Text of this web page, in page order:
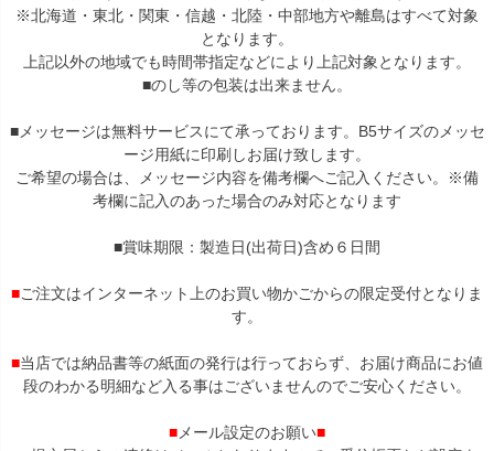
※北海道・東北・関東・信越・北陸・中部地方や離島はすべて対象
となります。
上記以外の地域でも時間帯指定などにより上記対象となります。
■のし等の包装は出来ません。
■メッセージは無料サービスにて承っております。B5サイズのメッセ
ージ用紙に印刷しお届け致します。
ご希望の場合は、メッセージ内容を備考欄へご記入ください。※備
考欄に記入のあった場合のみ対応となります
■賞味期限：製造日(出荷日)含め６日間
■ご注文はインターネット上のお買い物かごからの限定受付となりま
す。
■当店では納品書等の紙面の発行は行っておらず、お届け商品にお値
段のわかる明細など入る事はございませんのでご安心ください。
■ メール設定のお願い■